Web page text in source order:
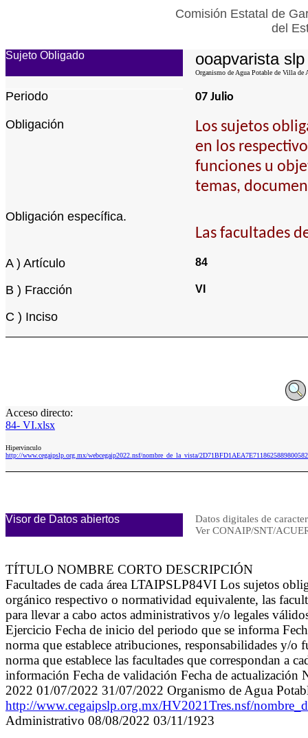
Comisión Estatal de
del
Sujeto Obligado ooapvarista slp
Organismo de Agua Potable de Villa de
Periodo 07 Julio
Obligación
Los sujetos
en los
funciones u
temas,
Obligación específica.
Las facultades
A ) Artículo 84
B ) Fracción VI
C ) Inciso
Acceso directo:
84- VI.xlsx
Hipervinculo
http://www.cegaipslp.org.mx/webcegaip2022.nsf/nombre_de_la_vista/
Visor de Datos abiertos
Datos digitales de
Ver CONAIP/SNT/
TÍTULO NOMBRE CORTO DESCRIPCIÓN
Facultades de cada área LTAIPSLP84VI Los sujetos
orgánico respectivo o normatividad equivalente, las
para llevar a cabo actos administrativos y/o legales
Ejercicio Fecha de inicio del periodo que se informa
norma que establece atribuciones, responsabilidades
norma que establece las facultades que correspondan a
información Fecha de validación Fecha de actualización
2022 01/07/2022 31/07/2022 Organismo de Agua
http://www.cegaipslp.org.mx/HV2021Tres.nsf/
Administrativo 08/08/2022 03/11/1923